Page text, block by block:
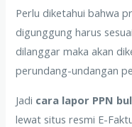
Perlu diketahui bahwa
digunggung harus
dilanggar maka akan
perundang-undangan
Jadi cara lapor PPN
lewat situs resmi E-